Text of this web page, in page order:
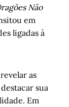
Não
em
ligadas à
as
sua
Em